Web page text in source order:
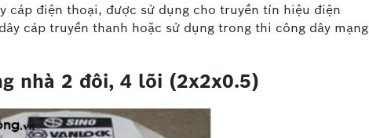
cáp điện thoại, được sử dụng cho truyền tín hiệu điện
cáp truyền thanh hoặc sử dụng trong thi công dây mạng
nhà 2 đôi, 4 lõi (2x2x0.5)